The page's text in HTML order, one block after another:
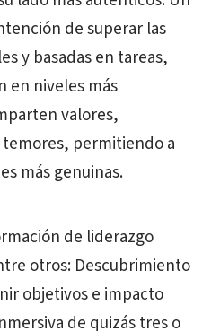
de superar las
y basadas en tareas,
en niveles más
valores,
permitiendo a
más genuinas.
de liderazgo
otros: Descubrimiento
objetivos e impacto
de quizás tres o